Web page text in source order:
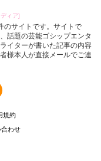
ィア]
のサイトです。サイトで
話題の芸能ゴシップエンタ
イターが書いた記事の内容
様本人が直接メールでご連
規約
合わせ